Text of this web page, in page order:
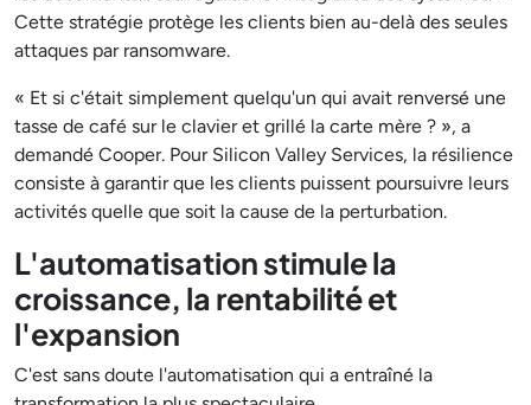
Cette stratégie protège les clients bien au-delà des seules
attaques par ransomware.
« Et si c'était simplement quelqu'un qui avait renversé une
tasse de café sur le clavier et grillé la carte mère ? », a
demandé Cooper. Pour Silicon Valley Services, la résilience
consiste à garantir que les clients puissent poursuivre leurs
activités quelle que soit la cause de la perturbation.
L'automatisation stimule la
croissance, la rentabilité et
l'expansion
C'est sans doute l'automatisation qui a entraîné la